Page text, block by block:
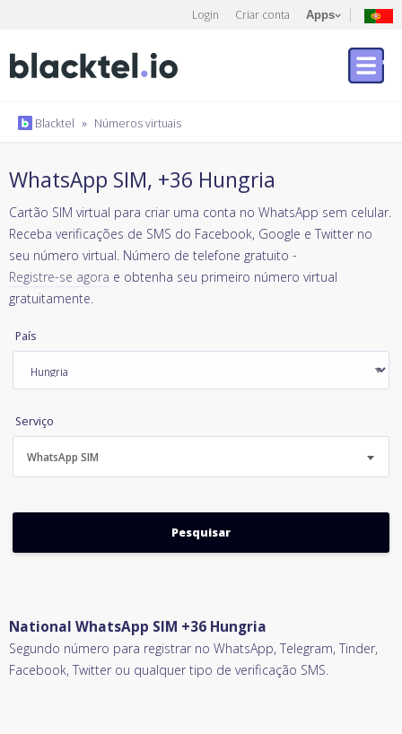
Login Criar conta Apps
Blacktel » Números virtuais
WhatsApp SIM, +36 Hungria
Cartão SIM virtual para criar uma conta no WhatsApp sem celular.
Receba verificações de SMS do Facebook, Google e Twitter no
seu número virtual. Número de telefone gratuito -
Registre-se agora e obtenha seu primeiro número virtual
gratuitamente.
País
Serviço
WhatsApp SIM
National WhatsApp SIM +36 Hungria
Segundo número para registrar no WhatsApp, Telegram, Tinder,
Facebook, Twitter ou qualquer tipo de verificação SMS.